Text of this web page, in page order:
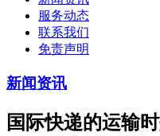
服务动态
联系我们
免责声明
新闻资讯
国际快递的运输